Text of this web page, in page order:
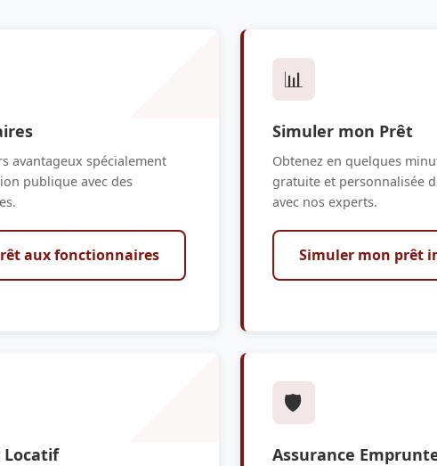
avantageux spécialement
publique avec des
aux fonctionnaires
📊
Simuler mon Prêt
Obtenez en quelques
gratuite et personnalisée
avec nos experts.
Simuler mon prêt
🛡️
Assurance